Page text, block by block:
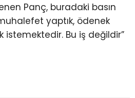
Panç, buradaki basın
yaptık, ödenek
istemektedir. Bu iş değildir”